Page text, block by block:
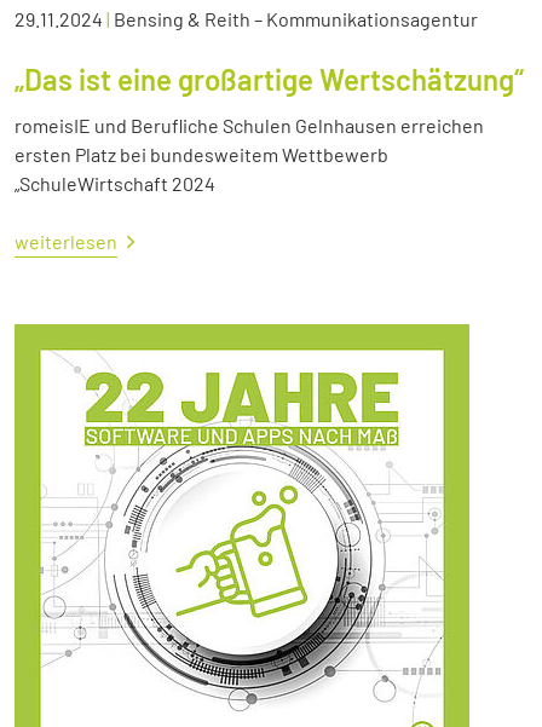
29.11.2024 | Bensing & Reith – Kommunikationsagentur
„Das ist eine großartige Wertschätzung“
romeisIE und Berufliche Schulen Gelnhausen erreichen
ersten Platz bei bundesweitem Wettbewerb
„SchuleWirtschaft 2024
weiterlesen